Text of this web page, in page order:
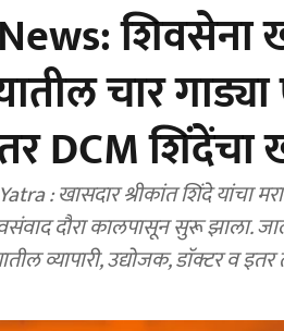
शिवसेना
चार
DCM
: खासदार श्रीकांत शिंदे यांचा
दौरा कालपासून सुरू झाला.
व्यापारी, उद्योजक, डाॅक्टर व